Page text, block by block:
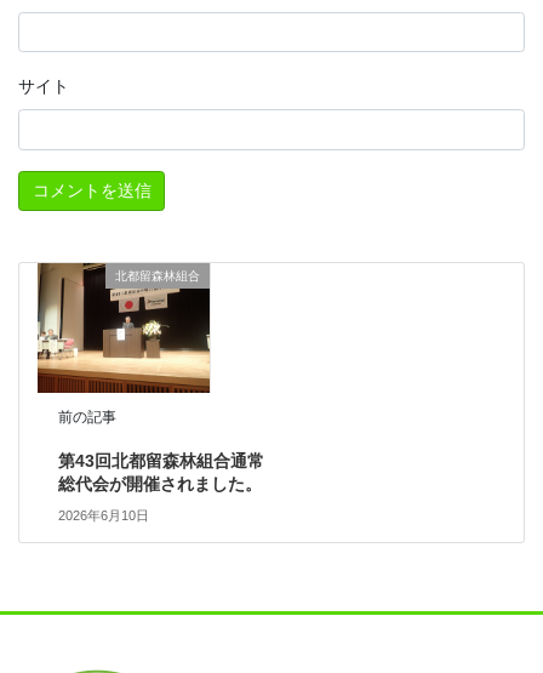
サイト
北都留森林組合
前の記事
第43回北都留森林組合通常
総代会が開催されました。
2026年6月10日